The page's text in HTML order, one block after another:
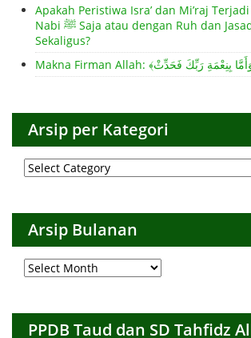
Apakah Peristiwa Isra’ dan Mi’raj
Nabi ﷺ Saja atau dengan Ruh dan Jasad Beliau
Sekaligus?
Arsip per Kategori
Arsip
per
Arsip Bulanan
Arsip
Bulanan
PPDB Taud dan SD Tahfidz